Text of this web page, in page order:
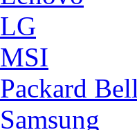
LG
MSI
Packard Bell
Samsung